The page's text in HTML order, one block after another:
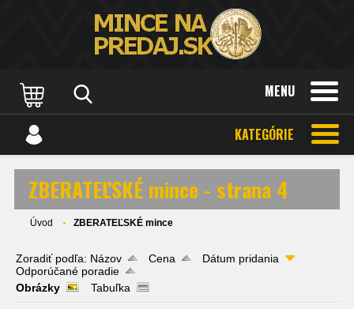
MENU
KATEGÓRIE
ZBERATEĽSKÉ mince - strana 4
Úvod ZBERATEĽSKÉ mince
Zoradiť podľa: Názov Cena
Dátum pridania
Odporúčané poradie
Obrázky
Tabuľka